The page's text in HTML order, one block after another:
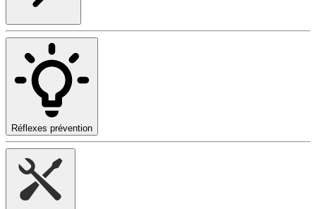
Réflexes prévention